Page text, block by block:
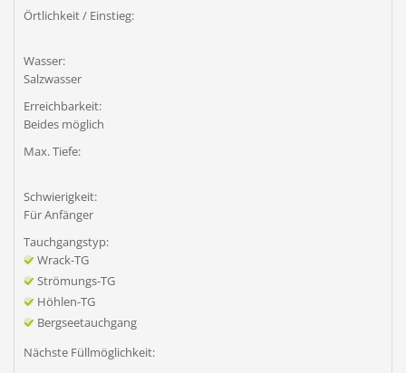
Örtlichkeit / Einstieg:
Wasser:
Salzwasser
Erreichbarkeit:
Beides möglich
Max. Tiefe:
Schwierigkeit:
Für Anfänger
Tauchgangstyp:
Wrack-TG
Strömungs-TG
Höhlen-TG
Bergseetauchgang
Nächste Füllmöglichkeit: